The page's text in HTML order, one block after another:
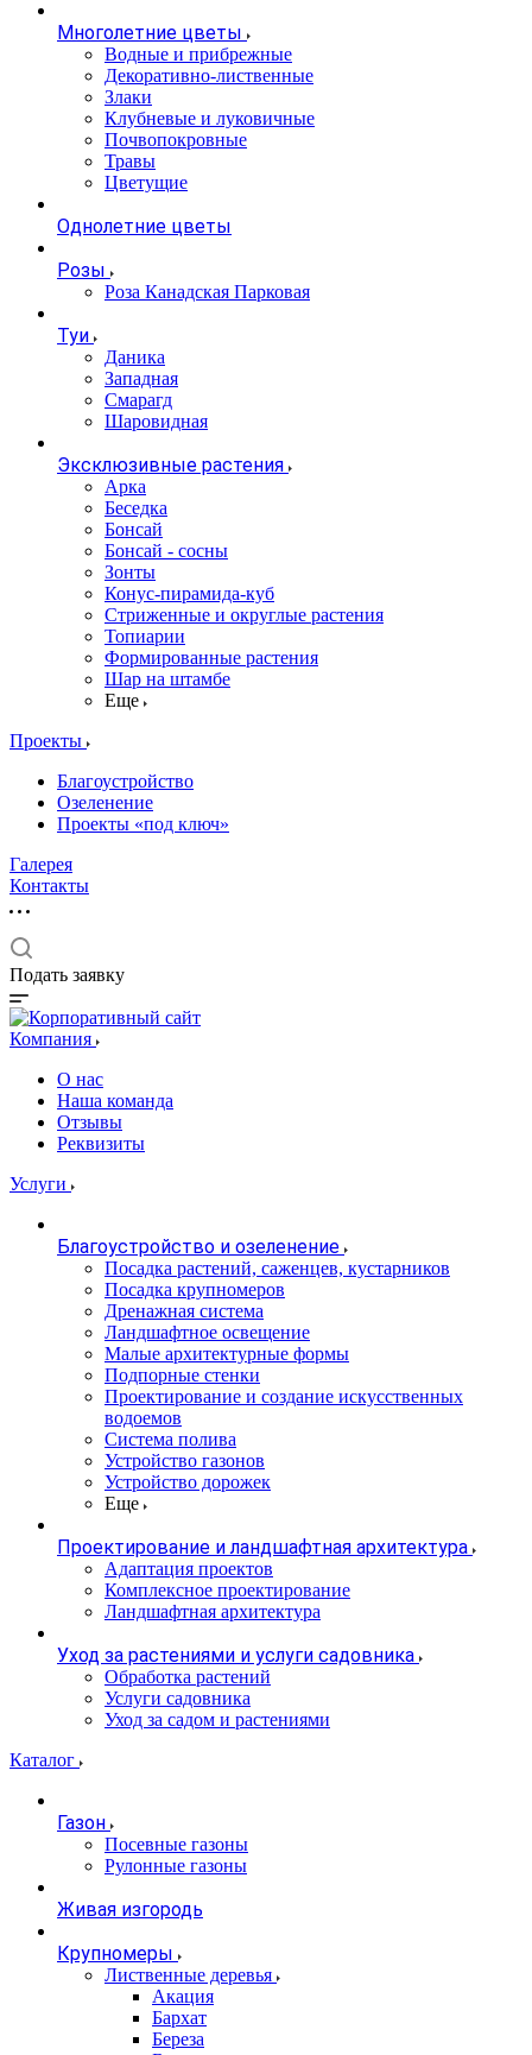
Многолетние цветы
Водные и прибрежные
Декоративно-лиственные
Злаки
Клубневые и луковичные
Почвопокровные
Травы
Цветущие
Однолетние цветы
Розы
Роза Канадская Парковая
Туи
Даника
Западная
Смарагд
Шаровидная
Эксклюзивные растения
Арка
Беседка
Бонсай
Бонсай - сосны
Зонты
Конус-пирамида-куб
Стриженные и округлые растения
Топиарии
Формированные растения
Шар на штамбе
Еще
Проекты
Благоустройство
Озеленение
Проекты «под ключ»
Галерея
Контакты
Подать заявку
Компания
О нас
Наша команда
Отзывы
Реквизиты
Услуги
Благоустройство и озеленение
Посадка растений, саженцев, кустарников
Посадка крупномеров
Дренажная система
Ландшафтное освещение
Малые архитектурные формы
Подпорные стенки
Проектирование и создание искусственных
водоемов
Система полива
Устройство газонов
Устройство дорожек
Еще
Проектирование и ландшафтная архитектура
Адаптация проектов
Комплексное проектирование
Ландшафтная архитектура
Уход за растениями и услуги садовника
Обработка растений
Услуги садовника
Уход за садом и растениями
Каталог
Газон
Посевные газоны
Рулонные газоны
Живая изгородь
Крупномеры
Лиственные деревья
Акация
Бархат
Береза